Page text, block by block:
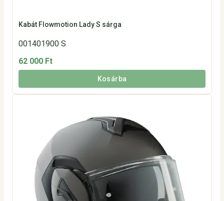
Kabát Flowmotion Lady S sárga
001401900 S
62 000 Ft
Kosárba